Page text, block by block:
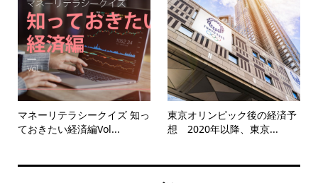
マネーリテラシークイズ 知っ
ておきたい経済編Vol...
東京オリンピック後の経済予
想 2020年以降、東京...